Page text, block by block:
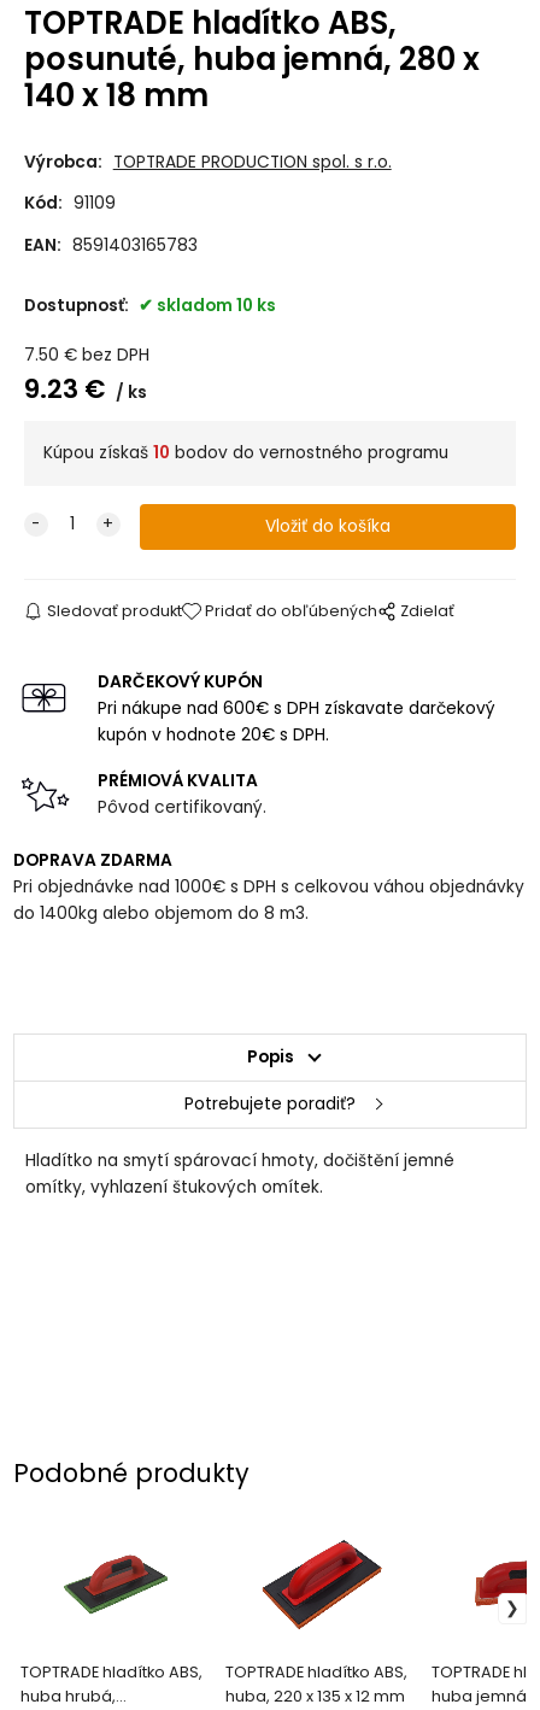
TOPTRADE hladítko ABS,
posunuté, huba jemná, 280 x
140 x 18 mm
Výrobca: TOPTRADE PRODUCTION spol. s r.o.
Kód: 91109
EAN: 8591403165783
Dostupnosť: skladom 10 ks
7.50 € bez DPH
9.23 € ks
Kúpou získaš 10 bodov do vernostného programu
Sledovať produkt Pridať do obľúbených Zdielať
DARČEKOVÝ KUPÓN
Pri nákupe nad 600€ s DPH získavate darčekový
kupón v hodnote 20€ s DPH.
PRÉMIOVÁ KVALITA
Pôvod certifikovaný.
DOPRAVA ZDARMA
Pri objednávke nad 1000€ s DPH s celkovou váhou objednávky
do 1400kg alebo objemom do 8 m3.
Popis
Potrebujete poradiť?
Hladítko na smytí spárovací hmoty, dočištění jemné
omítky, vyhlazení štukových omítek.
Podobné produkty
TOPTRADE hladítko ABS,
huba hrubá,
TOPTRADE hladítko ABS,
huba, 220 x 135 x 12 mm
TOPTRADE
huba jemná,